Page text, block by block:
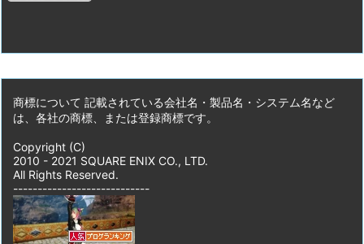
商標について 記載されている会社名・製品名・システム名など
は、各社の商標、または登録商標です。
Copyright (C)
2010 - 2021 SQUARE ENIX CO., LTD.
All Rights Reserved.
----------------------------